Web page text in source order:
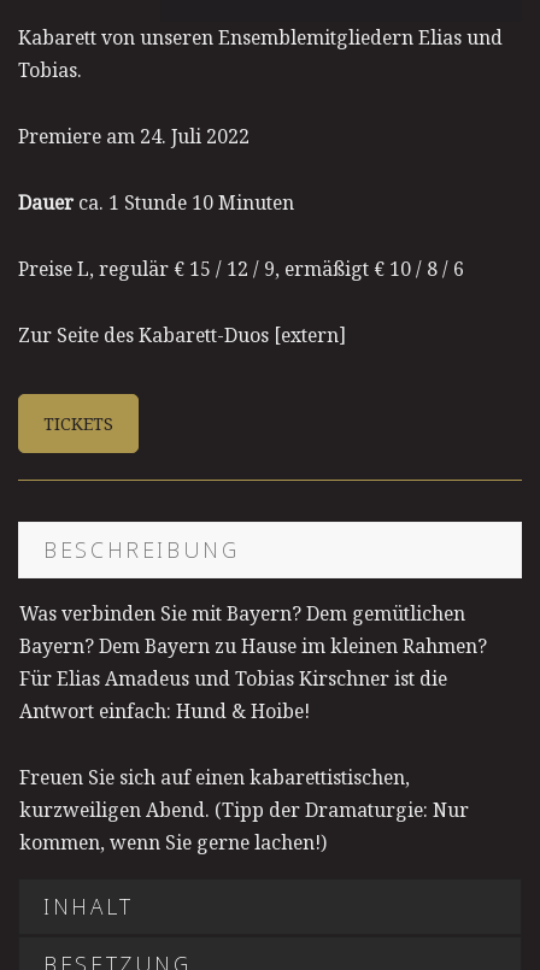
Kabarett von unseren Ensemblemitgliedern Elias und
Tobias.
Premiere am 24. Juli 2022
Dauer ca. 1 Stunde 10 Minuten
Preise L, regulär € 15 / 12 / 9, ermäßigt € 10 / 8 / 6
Zur Seite des Kabarett-Duos [extern]
TICKETS
BESCHREIBUNG
Was verbinden Sie mit Bayern? Dem gemütlichen
Bayern? Dem Bayern zu Hause im kleinen Rahmen?
Für Elias Amadeus und Tobias Kirschner ist die
Antwort einfach: Hund & Hoibe!
Freuen Sie sich auf einen kabarettistischen,
kurzweiligen Abend. (Tipp der Dramaturgie: Nur
kommen, wenn Sie gerne lachen!)
INHALT